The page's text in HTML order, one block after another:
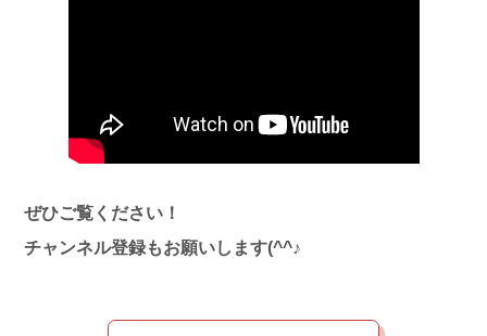
ぜひご覧ください！
チャンネル登録もお願いします(^^♪